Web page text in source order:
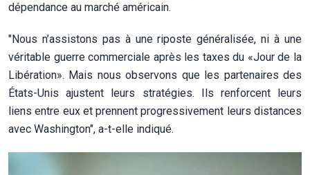
dépendance au marché américain.
"Nous n’assistons pas à une riposte généralisée, ni à une
véritable guerre commerciale après les taxes du «Jour de la
Libération». Mais nous observons que les partenaires des
États-Unis ajustent leurs stratégies. Ils renforcent leurs
liens entre eux et prennent progressivement leurs distances
avec Washington", a-t-elle indiqué.